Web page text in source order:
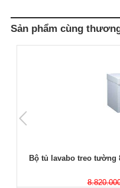
Sản phẩm cùng
Bộ tủ lavabo treo tường